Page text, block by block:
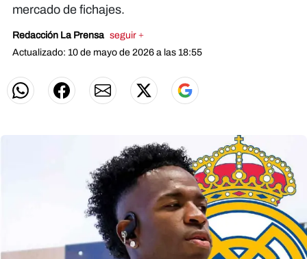
mercado de fichajes.
Redacción La Prensa seguir +
Actualizado: 10 de mayo de 2026 a las 18:55